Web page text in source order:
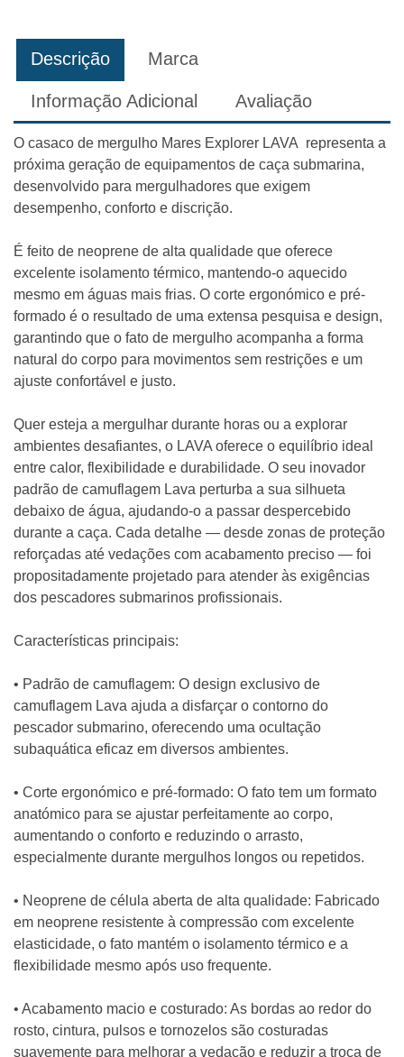
Descrição Marca
Informação Adicional Avaliação
O casaco de mergulho Mares Explorer LAVA representa a
próxima geração de equipamentos de caça submarina,
desenvolvido para mergulhadores que exigem
desempenho, conforto e discrição.
É feito de neoprene de alta qualidade que oferece
excelente isolamento térmico, mantendo-o aquecido
mesmo em águas mais frias. O corte ergonómico e pré-
formado é o resultado de uma extensa pesquisa e design,
garantindo que o fato de mergulho acompanha a forma
natural do corpo para movimentos sem restrições e um
ajuste confortável e justo.
Quer esteja a mergulhar durante horas ou a explorar
ambientes desafiantes, o LAVA oferece o equilíbrio ideal
entre calor, flexibilidade e durabilidade. O seu inovador
padrão de camuflagem Lava perturba a sua silhueta
debaixo de água, ajudando-o a passar despercebido
durante a caça. Cada detalhe — desde zonas de proteção
reforçadas até vedações com acabamento preciso — foi
propositadamente projetado para atender às exigências
dos pescadores submarinos profissionais.
Características principais:
• Padrão de camuflagem: O design exclusivo de
camuflagem Lava ajuda a disfarçar o contorno do
pescador submarino, oferecendo uma ocultação
subaquática eficaz em diversos ambientes.
• Corte ergonómico e pré-formado: O fato tem um formato
anatómico para se ajustar perfeitamente ao corpo,
aumentando o conforto e reduzindo o arrasto,
especialmente durante mergulhos longos ou repetidos.
• Neoprene de célula aberta de alta qualidade: Fabricado
em neoprene resistente à compressão com excelente
elasticidade, o fato mantém o isolamento térmico e a
flexibilidade mesmo após uso frequente.
• Acabamento macio e costurado: As bordas ao redor do
rosto, cintura, pulsos e tornozelos são costuradas
suavemente para melhorar a vedação e reduzir a troca de